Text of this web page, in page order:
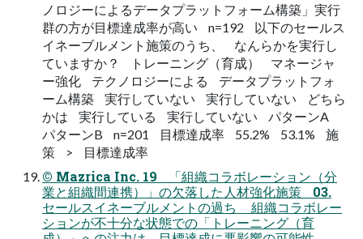
ノロジーによるデータプラットフォーム構築」実行
群の方が目標達成率が高い n=192 以下のセールス
イネーブルメント施策のうち、 なんらかを実行し
ていますか？ トレーニング（育成） マネージャ
ー強化 テクノロジーによる データプラットフォ
ーム構築 実行していない 実行していない どちら
かは 実行している 実行していない パターンA
パターンB n=201 目標達成率 55.2% 53.1% 施
策 > 目標達成率
© Mazrica Inc. 19 「組織コラボレーション（分
業と組織間連携）」の欠落した人材強化施策 03.
セールスイネーブルメントの過ち 組織コラボレー
ションが不十分な状態での「トレーニング（育